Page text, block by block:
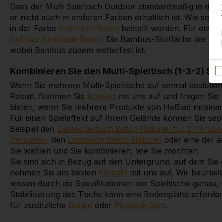
Dass der Multi Spieltisch Outdoor standardmäßig in
er nicht auch in anderen Farben erhältlich ist. Wie so
in der Farbe Anthrazit-Beton bestellt werden. Für
DeLuxe Anthrazit-Beton. Die Bambus-Sitzfläche der
wobei Bambus zudem wetterfest ist.
Kombinieren Sie den Multi-Spieltisch (1-3-2)
Wenn Sie mehrere Multi-Spieltische auf einmal
Rabatt. Nehmen Sie Kontakt mit uns auf und fragen
bieten, wenn Sie mehrere Produkte von HeBlad
Fur einen Spieleffekt auf Ihrem Gelände können Sie
Beispiel den Damespieltisch Beton Naturell für 2
Personen, den Ludotisch Beton Naturell oder eine der
Sie wählen und Sie kombinieren, wie Sie möchten.
Sie sind sich in Bezug auf den Untergrund, auf dem
nehmen Sie am besten Kontakt mit uns auf. Wir
wissen durch die Spezifikationen der Spieltische
Stabilisierung des Tischs kann eine Bodenplatte
für zusätzliche Bänke oder Picknick-Sets.